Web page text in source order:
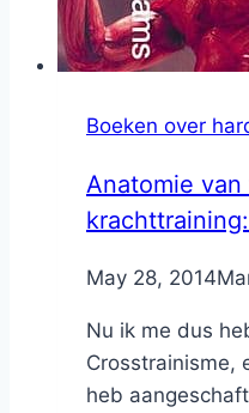
Boeken over
Anatomie
ByNicole
May 28, 2014
Nu ik me dus
Crosstrainisme,
heb